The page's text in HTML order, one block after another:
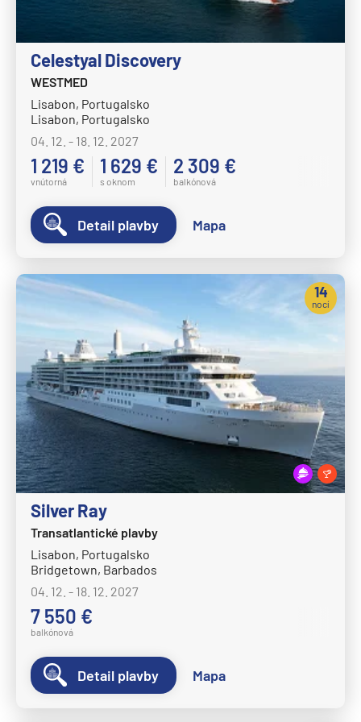
Carnival Pride
Carnival Spirit
Carnival Splendor
Carnival Sunrise
Carnival Sunshine
Carnival Valor
Carnival Vista
Celebrity Cruises
Celebrity Apex
Celebrity Ascent
Celebrity Beyond
Celebrity Constellation
Celebrity Eclipse
Celebrity Edge
Celebrity Equinox
Celebrity Flora
Celebrity Infinity
Celebrity Millennium
Celebrity Reflection®
Celebrity Silhouette®
Celebrity Solstice®
Celebrity Summit®
Celebrity Xcel℠
Celestyal Discovery
WESTMED
Lisabon, Portugalsko
Lisabon, Portugalsko
04. 12. - 18. 12. 2027
1 219 €
vnútorná
1 629 €
s oknom
2 309 €
balkónová
Detail plavby Mapa
Silver Ray
Transatlantické plavby
Lisabon, Portugalsko
Bridgetown, Barbados
04. 12. - 18. 12. 2027
7 550 €
balkónová
14
nocí
Detail plavby Mapa